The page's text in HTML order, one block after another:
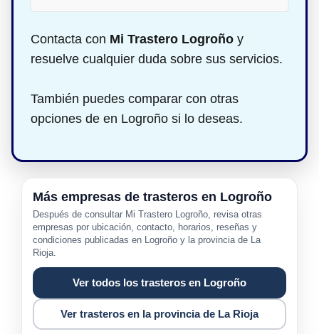
Contacta con Mi Trastero Logroño y
resuelve cualquier duda sobre sus servicios.
También puedes comparar con otras
opciones de en Logroño si lo deseas.
Más empresas de trasteros en Logroño
Después de consultar Mi Trastero Logroño, revisa otras
empresas por ubicación, contacto, horarios, reseñas y
condiciones publicadas en Logroño y la provincia de La
Rioja.
Ver todos los trasteros en Logroño
Ver trasteros en la provincia de La Rioja